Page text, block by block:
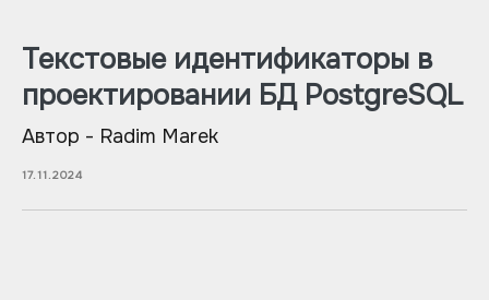
Текстовые идентификаторы в
проектировании БД PostgreSQL
Автор - Radim Marek
17.11.2024